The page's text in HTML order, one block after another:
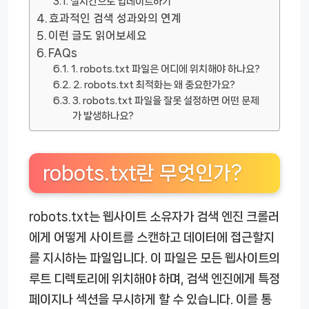
효과적인 검색 성과와의 연계
이런 글도 읽어보세요
FAQs
1. robots.txt 파일은 어디에 위치해야 하나요?
2. robots.txt 최적화는 왜 중요한가요?
3. robots.txt 파일을 잘못 설정하면 어떤 문제
가 발생하나요?
robots.txt란 무엇인가?
robots.txt는 웹사이트 소유자가 검색 엔진 크롤러
에게 어떻게 사이트를 스캔하고 데이터에 접근할지
를 지시하는 파일입니다. 이 파일은 모든 웹사이트의
루트 디렉토리에 위치해야 하며, 검색 엔진에게 특정
페이지나 섹션을 무시하게 할 수 있습니다. 이를 통